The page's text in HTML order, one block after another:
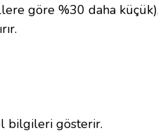
göre %30 daha
bilgileri gösterir.